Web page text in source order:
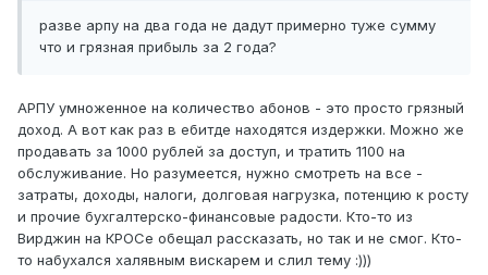
разве арпу на два года не дадут примерно туже сумму
что и грязная прибыль за 2 года?
АРПУ умноженное на количество абонов - это просто грязный
доход. А вот как раз в ебитде находятся издержки. Можно же
продавать за 1000 рублей за доступ, и тратить 1100 на
обслуживание. Но разумеется, нужно смотреть на все -
затраты, доходы, налоги, долговая нагрузка, потенцию к росту
и прочие бухгалтерско-финансовые радости. Кто-то из
Вирджин на КРОСе обещал рассказать, но так и не смог. Кто-
то набухался халявным вискарем и слил тему :)))